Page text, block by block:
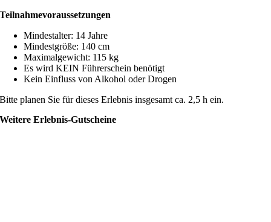
Teilnahmevoraussetzungen
Mindestalter: 14 Jahre
Mindestgröße: 140 cm
Maximalgewicht: 115 kg
Es wird KEIN Führerschein benötigt
Kein Einfluss von Alkohol oder Drogen
Bitte planen Sie für dieses Erlebnis insgesamt ca. 2,5 h ein.
Weitere Erlebnis-Gutscheine